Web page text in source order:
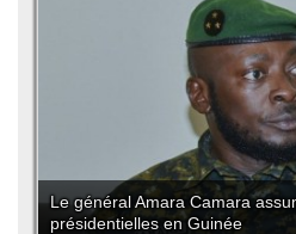
Le général Amara Camara
présidentielles en Guinée